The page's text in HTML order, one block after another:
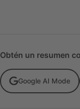
Obtén un resumen
Google AI Mode